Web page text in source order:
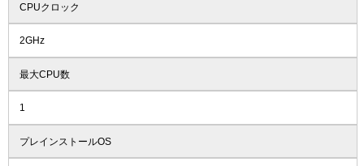
CPUクロック
2GHz
最大CPU数
1
プレインストールOS